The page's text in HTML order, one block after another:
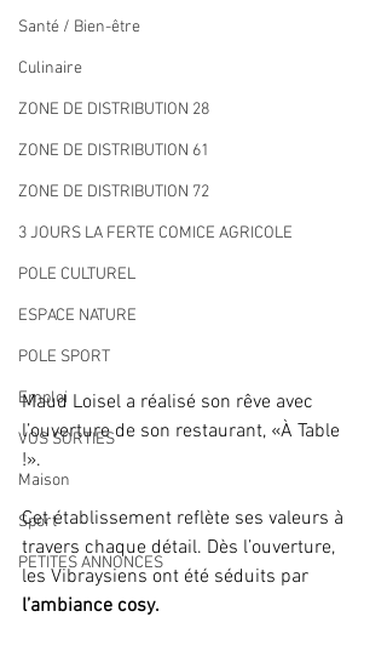
Santé / Bien-être
Culinaire
ZONE DE DISTRIBUTION 28
ZONE DE DISTRIBUTION 61
ZONE DE DISTRIBUTION 72
3 JOURS LA FERTE COMICE AGRICOLE
POLE CULTUREL
ESPACE NATURE
POLE SPORT
Emploi
VOS SORTIES
Maison
Sport
PETITES ANNONCES
Maud Loisel a réalisé son rêve avec
l’ouverture de son restaurant, «À Table
!».
Cet établissement reflète ses valeurs à
travers chaque détail. Dès l’ouverture,
les Vibraysiens ont été séduits par
l’ambiance cosy.